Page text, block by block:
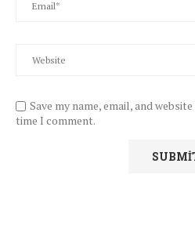
Save my name, email, and
time I comment.